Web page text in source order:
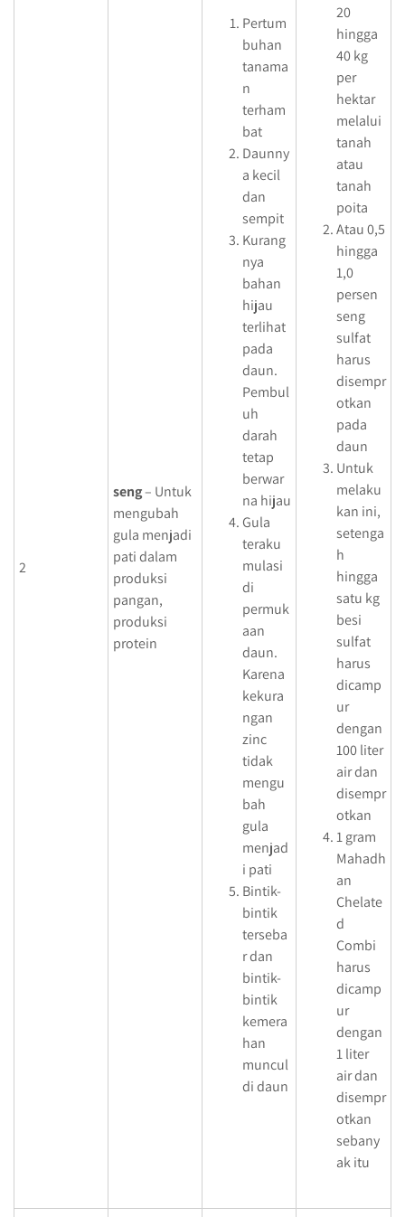
2
seng– Untuk
mengubah
gula menjadi
pati dalam
produksi
pangan,
produksi
protein
Pertum
buhan
tanama
n
terham
bat
Daunny
a kecil
dan
sempit
Kurang
nya
bahan
hijau
terlihat
pada
daun.
Pembul
uh
darah
tetap
berwar
na hijau
Gula
teraku
mulasi
di
permuk
aan
daun.
Karena
kekura
ngan
zinc
tidak
mengu
bah
gula
menjad
i pati
Bintik-
bintik
terseba
r dan
bintik-
bintik
kemera
han
muncul
di daun
20
hingga
40 kg
per
hektar
melalui
tanah
atau
tanah
poita
Atau 0,5
hingga
1,0
persen
seng
sulfat
harus
disempr
otkan
pada
daun
Untuk
melaku
kan ini,
setenga
h
hingga
satu kg
besi
sulfat
harus
dicamp
ur
dengan
100 liter
air dan
disempr
otkan
1 gram
Mahadh
an
Chelate
d
Combi
harus
dicamp
ur
dengan
1 liter
air dan
disempr
otkan
sebany
ak itu